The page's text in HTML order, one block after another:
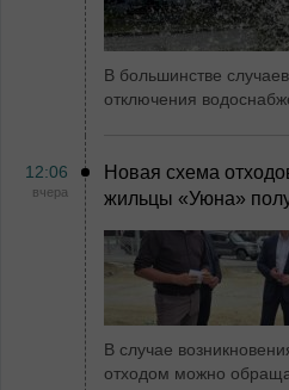
В большинстве
отключения
12:06
вчера
Новая схема
жильцы «Уюна»
В случае
отходом можно